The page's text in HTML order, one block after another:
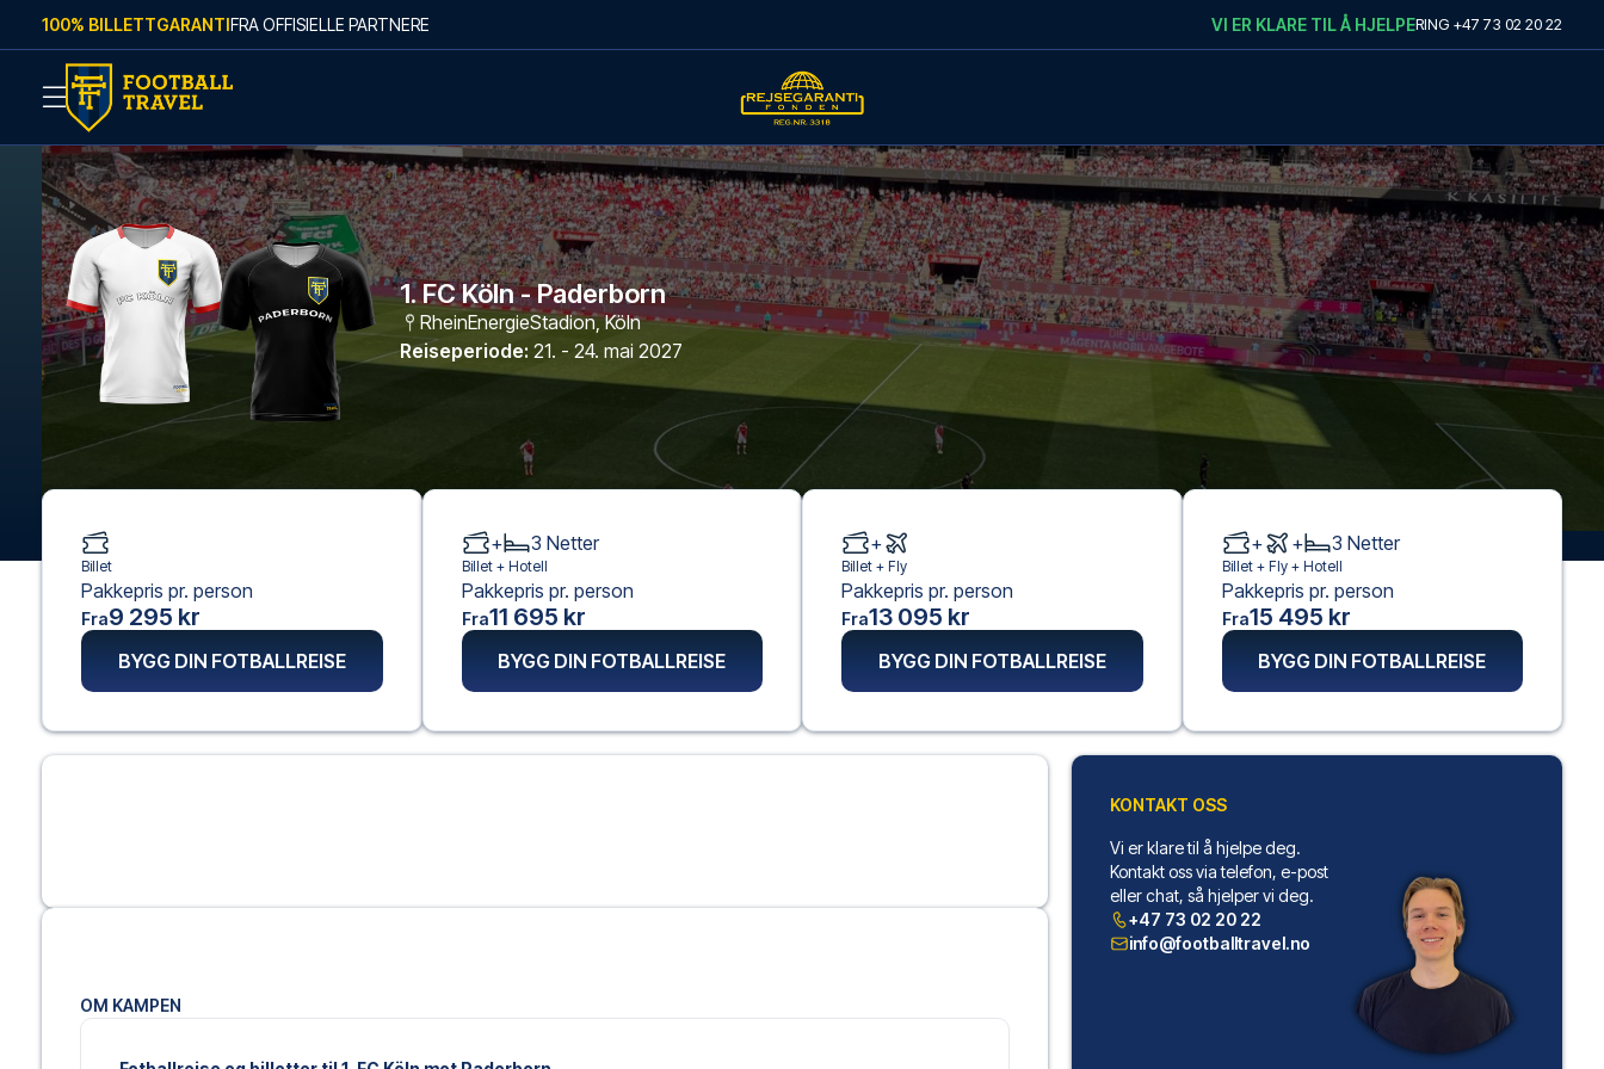
Skip to content
100% BILLETTGARANTIFRA OFFISIELLE PARTNERE VI ER KLARE TIL Å HJELPERING +47 73 02 20 22
1. FC Köln - Paderborn
RheinEnergieStadion,Köln
Reiseperiode: 21. - 24. mai 2027
OM KAMPEN
Billet
Pakkepris pr. person
Fra9 295 kr
BYGG DIN FOTBALLREISE
+ 3 Netter
Billet + Hotell
Pakkepris pr. person
Fra11 695 kr
BYGG DIN FOTBALLREISE
+
Billet + Fly
Pakkepris pr. person
Fra13 095 kr
BYGG DIN FOTBALLREISE
+ + 3 Netter
Billet + Fly+ Hotell
Pakkepris pr. person
Fra15 495 kr
BYGG DIN FOTBALLREISE
KONTAKT OSS
Vi er klare til å hjelpe deg.
Kontakt oss via telefon, e-post
eller chat, så hjelper vi deg.
+47 73 02 20 22
info@footballtravel.no